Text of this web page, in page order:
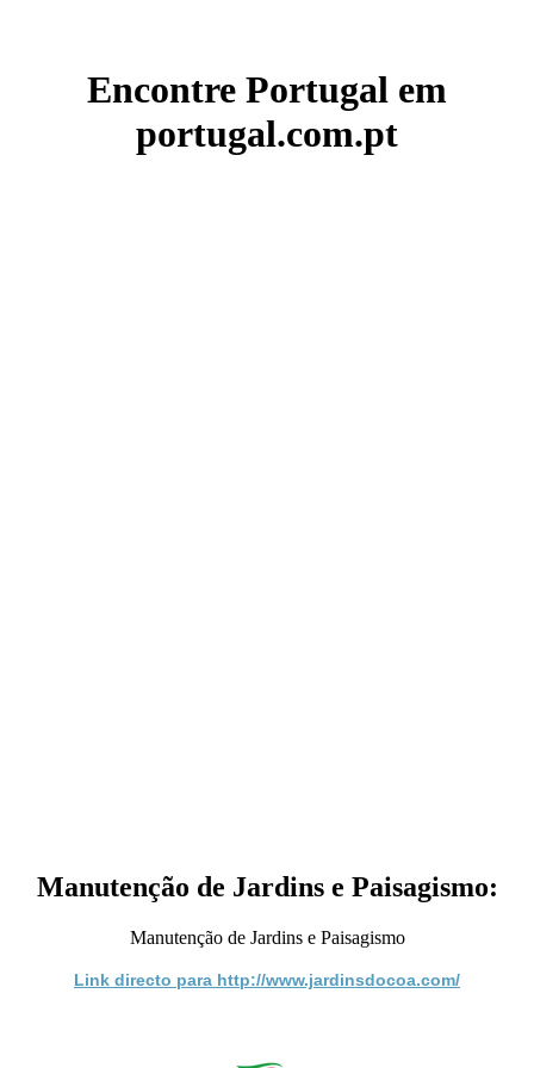
Encontre Portugal em
portugal.com.pt
Manutenção de Jardins e Paisagismo:
Manutenção de Jardins e Paisagismo
Link directo para http://www.jardinsdocoa.com/